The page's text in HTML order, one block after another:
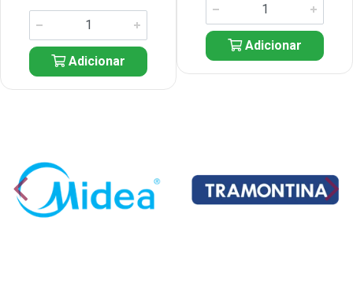
Adicionar
Adicionar